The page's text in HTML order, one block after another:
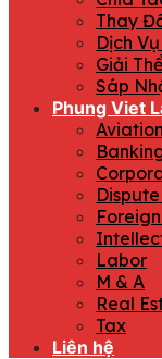
Thay
Dịch
Giải
Sáp
Phung Viet
Labor
M & A
Real
Tax
Liên hệ